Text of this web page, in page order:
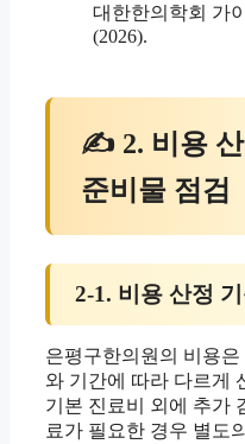
대한한의학회 가
(2026).
✍ 2. 비용
준비물 점검
2-1. 비용 산정
은평구한의원의 비용은
와 기간에 따라 다르게
기본 진료비 외에 추가
료가 필요한 경우 별도